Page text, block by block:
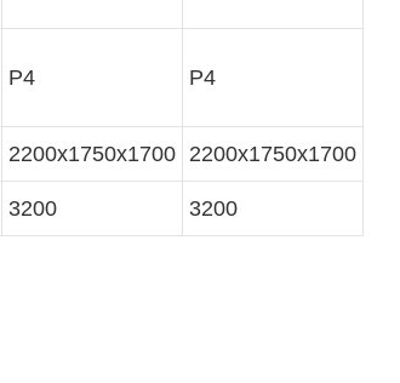
P4 P4
2200x1750x1700 2200x1750x1700
3200 3200